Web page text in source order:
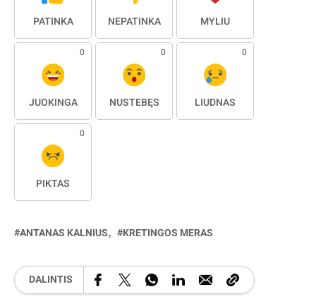
PATINKA NEPATINKA MYLIU
0
JUOKINGA
0
NUSTEBĘS
0
LIŪDNAS
0
PIKTAS
ANTANAS KALNIUS KRETINGOS MERAS
DALINTIS